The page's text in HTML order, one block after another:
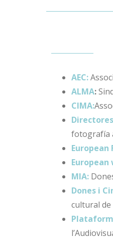
AEC:
ALMA:
CIMA:
fotografía
European
MIA:
Dones i
cultural de